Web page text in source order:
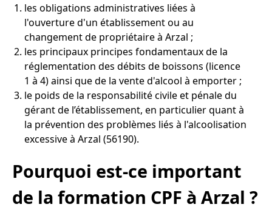
les obligations administratives liées à
l'ouverture d'un établissement ou au
changement de propriétaire à Arzal ;
les principaux principes fondamentaux de la
réglementation des débits de boissons (licence
1 à 4) ainsi que de la vente d'alcool à emporter ;
le poids de la responsabilité civile et pénale du
gérant de l’établissement, en particulier quant à
la prévention des problèmes liés à l'alcoolisation
excessive à Arzal (56190).
Pourquoi est-ce important
de la formation CPF à Arzal ?